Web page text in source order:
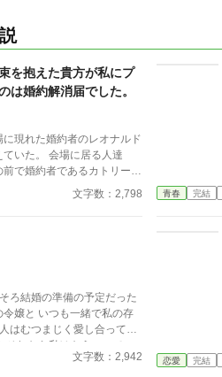
を抱えた貴方が私にプ
は婚約解消届でした。
現れた婚約者のレオナルド
に居る人達
で婚約者であるカトリーヌ
っていた。
文字数：2,798 青春 完結
ろ結婚の準備の予定だった
嬢と いつも一緒で私の存
はむつまじく愛し合ってい
それなら私はもういいで
文字数：2,942 恋愛 完結